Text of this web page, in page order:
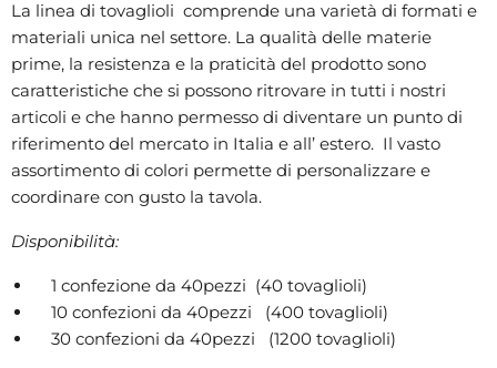
La linea di tovaglioli comprende una varietà di formati e
materiali unica nel settore. La qualità delle materie
prime, la resistenza e la praticità del prodotto sono
caratteristiche che si possono ritrovare in tutti i nostri
articoli e che hanno permesso di diventare un punto di
riferimento del mercato in Italia e all’ estero. Il vasto
assortimento di colori permette di personalizzare e
coordinare con gusto la tavola.
Disponibilità:
1 confezione da 40pezzi (40 tovaglioli)
10 confezioni da 40pezzi (400 tovaglioli)
30 confezioni da 40pezzi (1200 tovaglioli)